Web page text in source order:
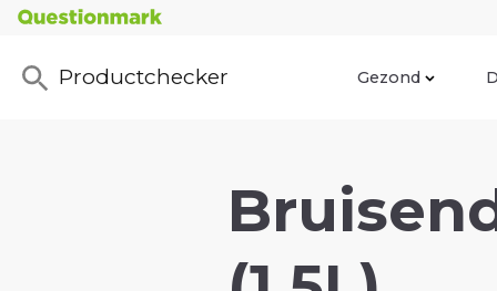
Productchecker Gezond